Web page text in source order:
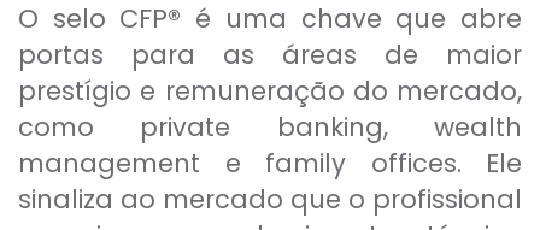
O selo CFP® é uma chave que abre
portas para as áreas de maior
prestígio e remuneração do mercado,
como private banking, wealth
management e family offices. Ele
sinaliza ao mercado que o profissional